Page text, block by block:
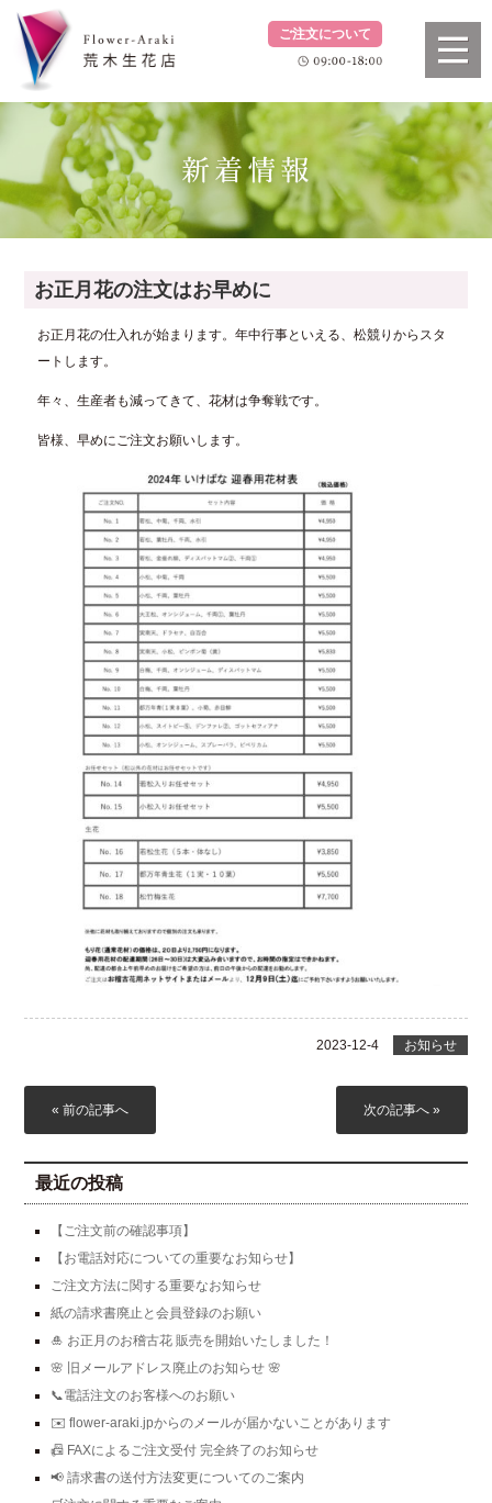
ご注文について
お正月花の注文はお早めに
お正月花の仕入れが始まります。年中行事といえる、松競りからスタ
ートします。
年々、生産者も減ってきて、花材は争奪戦です。
皆様、早めにご注文お願いします。
2023-12-4 お知らせ
« 前の記事へ 次の記事へ »
最近の投稿
【ご注文前の確認事項】
【お電話対応についての重要なお知らせ】
ご注文方法に関する重要なお知らせ
紙の請求書廃止と会員登録のお願い
🎍 お正月のお稽古花 販売を開始いたしました！
🌸 旧メールアドレス廃止のお知らせ 🌸
📞電話注文のお客様へのお願い
✉️ flower-araki.jpからのメールが届かないことがあります
📠 FAXによるご注文受付 完全終了のお知らせ
📢 請求書の送付方法変更についてのご案内